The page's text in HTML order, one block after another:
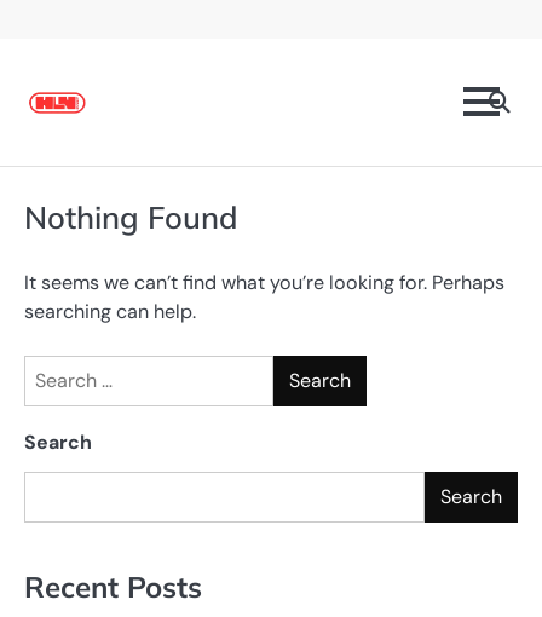
Nothing Found
It seems we can’t find what you’re looking for. Perhaps
searching can help.
Search
Search
Search
Recent Posts